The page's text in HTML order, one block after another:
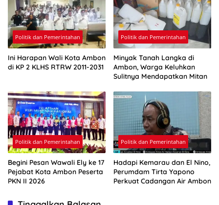
Politik dan Pemerintahan
Ini Harapan Wali Kota Ambon
di KP 2 KLHS RTRW 2011-2031
Politik dan Pemerintahan
Minyak Tanah Langka di
Ambon, Warga Keluhkan
Sulitnya Mendapatkan Mitan
Politik dan Pemerintahan
Begini Pesan Wawali Ely ke 17
Pejabat Kota Ambon Peserta
PKN II 2026
Politik dan Pemerintahan
Hadapi Kemarau dan El Nino,
Perumdam Tirta Yapono
Perkuat Cadangan Air Ambon